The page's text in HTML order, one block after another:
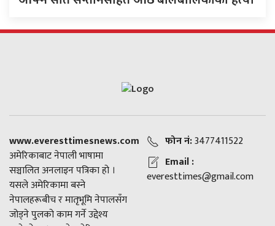
www.everesttimesnews.com
अमेरिकाबाट नेपाली भाषामा
सञ्चालित अनलाइन पत्रिका हो ।
यसले अमेरिकामा बस्ने
नेपालहरूबीच र मातृभूमि नेपालसँग
जोड्ने पुलको काम गर्ने उद्देश्य
फोन नं:3477411522
Email :
everesttimes@gmail.com